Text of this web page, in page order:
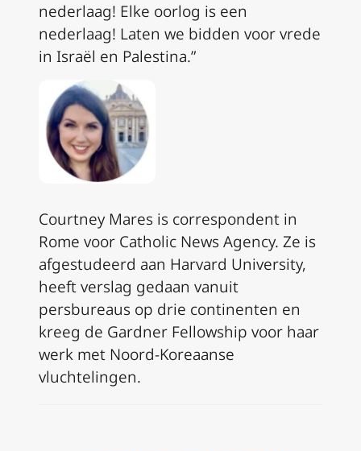
nederlaag! Elke oorlog is een
nederlaag! Laten we bidden voor vrede
in Israël en Palestina.”
Courtney Mares is correspondent in
Rome voor Catholic News Agency. Ze is
afgestudeerd aan Harvard University,
heeft verslag gedaan vanuit
persbureaus op drie continenten en
kreeg de Gardner Fellowship voor haar
werk met Noord-Koreaanse
vluchtelingen.